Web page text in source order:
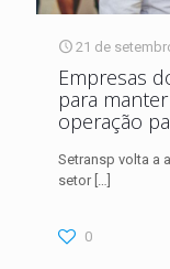
21 de
Empresas
para
operação
Setransp volta a
setor[…]
0